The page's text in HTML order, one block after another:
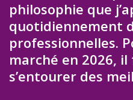
philosophie que
quotidiennement
professionnelles.
marché en 2026,
s’entourer des